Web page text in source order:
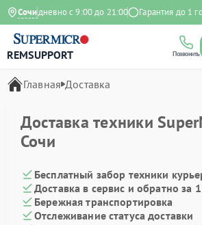
Сочи
Ежедневно с 9:00 до 21:00 Гарантия до 1
REMSUPPORT Позвонить
Главная Доставка
Доставка техники
Сочи
Бесплатный забор техники
Доставка в сервис и обратно за
Бережная транспортировка
Отслеживание статуса доставки